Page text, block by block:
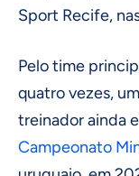
Sport Recife,
Pelo time
quatro vezes,
treinador ainda
Campeonato